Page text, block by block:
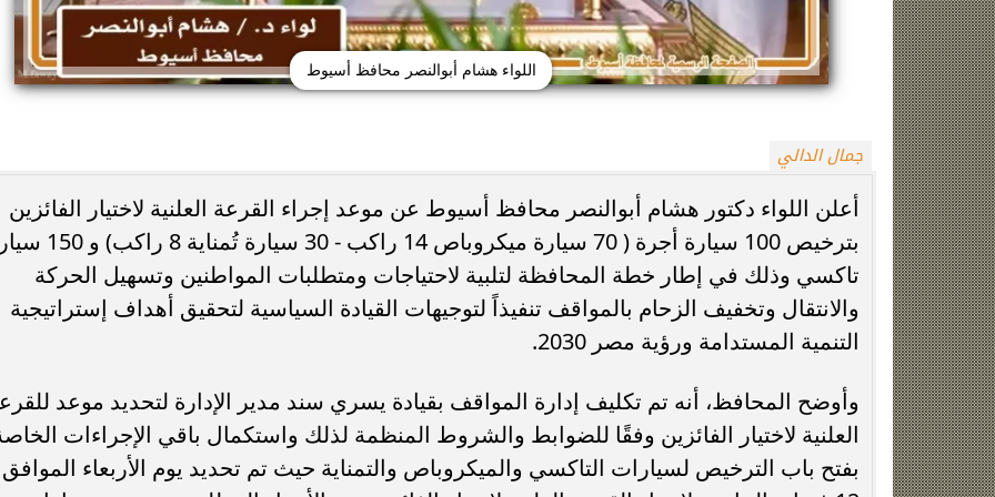
اللواء هشام أبوالنصر محافظ أسيوط
جمال الدالي
أعلن اللواء دكتور هشام أبوالنصر محافظ أسيوط عن موعد إجراء القرعة العلنية لاختيار الفائزين
بترخيص 100 سيارة أجرة ( 70 سيارة ميكروباص 14 راكب - 30
تاكسي وذلك في إطار خطة المحافظة لتلبية لاحتياجات ومتطلبات المواطنين وتسهيل الحركة
والانتقال وتخفيف الزحام بالمواقف تنفيذاً لتوجيهات القيادة السياسية لتحقيق أهداف إستراتيجية
التنمية المستدامة ورؤية مصر 2030.
وأوضح المحافظ، أنه تم تكليف إدارة المواقف بقيادة يسري سند مدير الإدارة لتحديد موعد
العلنية لاختيار الفائزين وفقًا للضوابط والشروط المنظمة لذلك واستكمال باقي الإجراءات
بفتح باب الترخيص لسيارات التاكسي والميكروباص والتمناية حيث تم تحديد يوم الأربعاء الموافق
زينة عمرو تتوج بجائزة الأفضل بعد تأهل مصر
التاريخي لنصف نهائي مونديال...
السيسي يدعم ناشئات مصر لكرة اليد بعد
التأهل التاريخي إلى نصف نهائي...
خطوبة ملك قورة ويوسف عثمان..
عائلي مرتقب في الساحل الشمالي